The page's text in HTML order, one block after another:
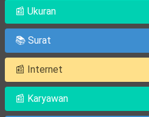
📰 Ukuran
📚 Surat
📰 Internet
📰 Karyawan